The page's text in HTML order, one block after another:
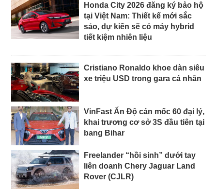
Honda City 2026 đăng ký bảo hộ
tại Việt Nam: Thiết kế mới sắc
sảo, dự kiến sẽ có máy hybrid
tiết kiệm nhiên liệu
Cristiano Ronaldo khoe dàn siêu
xe triệu USD trong gara cá nhân
VinFast Ấn Độ cán mốc 60 đại lý,
khai trương cơ sở 3S đầu tiên tại
bang Bihar
Freelander “hồi sinh” dưới tay
liên doanh Chery Jaguar Land
Rover (CJLR)